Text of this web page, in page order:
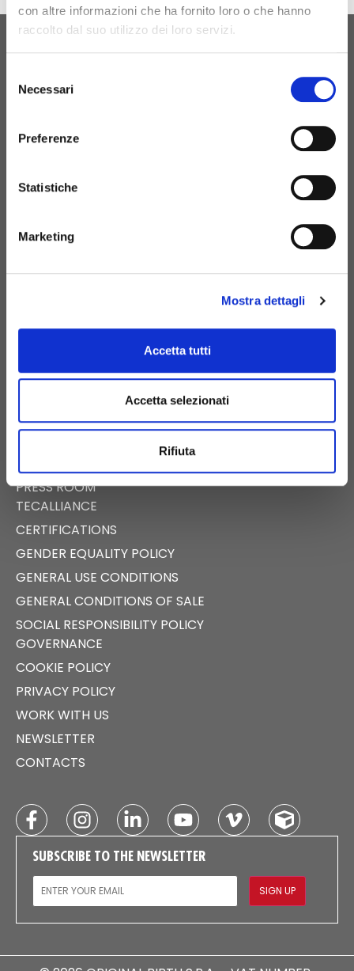
con altre informazioni che ha fornito loro o che hanno
raccolto dal suo utilizzo dei loro servizi.
delNecessari
Preferenze
Statistiche
Marketing
Mostra dettagli
Accetta tutti
Accetta selezionati
Rifiuta
CONTACT US
+39 081 506 2506
S.S. APPIA KM 192,500 – 81052
PIGNATARO MAGGIORE (CE) – ITALY
E-COMMERCE
DIGITAL CATALOG
NEWS
PRESS ROOM
TECALLIANCE
CERTIFICATIONS
GENDER EQUALITY POLICY
GENERAL USE CONDITIONS
GENERAL CONDITIONS OF SALE
SOCIAL RESPONSIBILITY POLICY
GOVERNANCE
COOKIE POLICY
PRIVACY POLICY
WORK WITH US
NEWSLETTER
CONTACTS
SUBSCRIBE TO THE NEWSLETTER
EMAIL
SIGN UP